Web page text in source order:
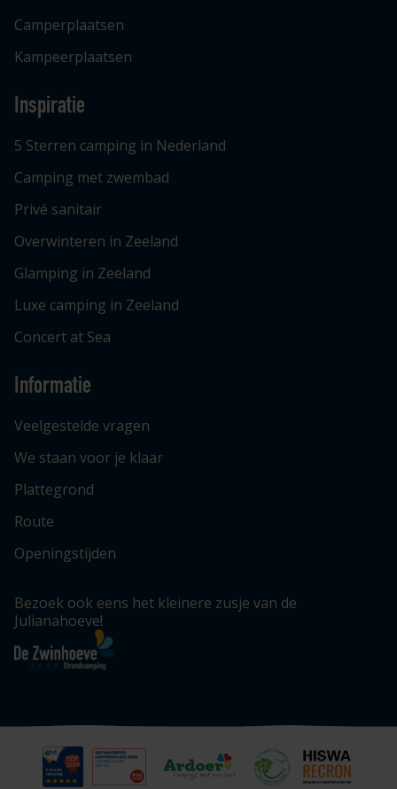
Camperplaatsen
Kampeerplaatsen
Inspiratie
5 Sterren camping in Nederland
Camping met zwembad
Privé sanitair
Overwinteren in Zeeland
Glamping in Zeeland
Luxe camping in Zeeland
Concert at Sea
Informatie
Veelgestelde vragen
We staan voor je klaar
Plattegrond
Route
Openingstijden
Bezoek ook eens het kleinere zusje van de
Julianahoeve!